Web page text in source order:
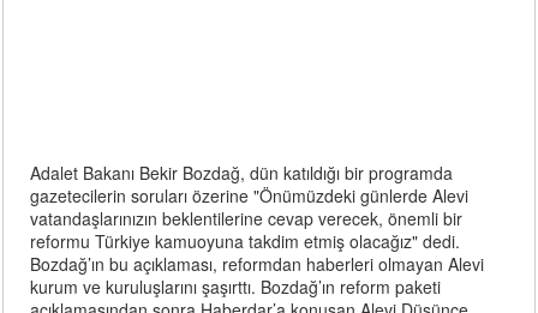
Adalet Bakanı Bekir Bozdağ, dün katıldığı bir programda
gazetecilerin soruları özerine "Önümüzdeki günlerde Alevi
vatandaşlarınızın beklentilerine cevap verecek, önemli bir
reformu Türkiye kamuoyuna takdim etmiş olacağız" dedi.
Bozdağ’ın bu açıklaması, reformdan haberleri olmayan Alevi
kurum ve kuruluşlarını şaşırttı. Bozdağ’ın reform paketi